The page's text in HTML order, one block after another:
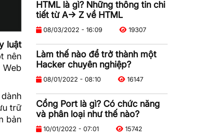
luật
nên
trữ
bản
HTML là gì? Những thông tin chi
tiết từ A-> Z về HTML
08/03/2022 - 16:09 19307
Làm thế nào để trở thành một
Hacker chuyên nghiệp?
08/01/2022 - 08:10 16147
Cổng Port là gì? Có chức năng
và phân loại như thế nào?
10/01/2022 - 07:01 15742